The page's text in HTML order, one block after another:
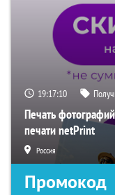
19:17:09
Печать
печати netPrint
Россия
Промокод